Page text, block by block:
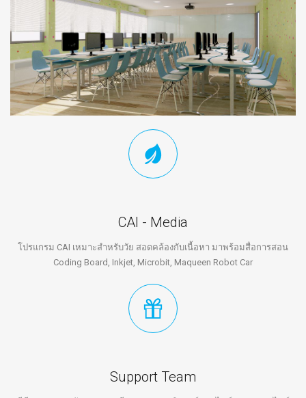
CAI - Media
โปรแกรม CAI เหมาะสำหรับวัย สอดคล้องกับเนื้อหา มาพร้อมสื่อการสอน
Coding Board, Inkjet, Microbit, Maqueen Robot Car
Support Team